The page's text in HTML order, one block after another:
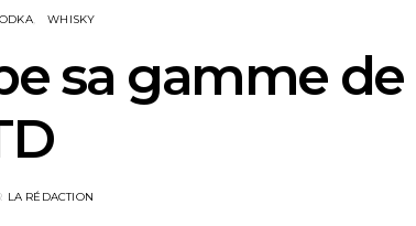
WHISKY
sa gamme de
LA RÉDACTION